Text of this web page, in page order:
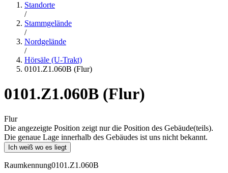
Standorte
/
Stammgelände
/
Nordgelände
/
Hörsäle (U-Trakt)
0101.Z1.060B (Flur)
0101.Z1.060B (Flur)
Flur
Die angezeigte Position zeigt nur die Position des Gebäude(teils).
Die genaue Lage innerhalb des Gebäudes ist uns nicht bekannt.
Ich weiß wo es liegt
Raumkennung0101.Z1.060B